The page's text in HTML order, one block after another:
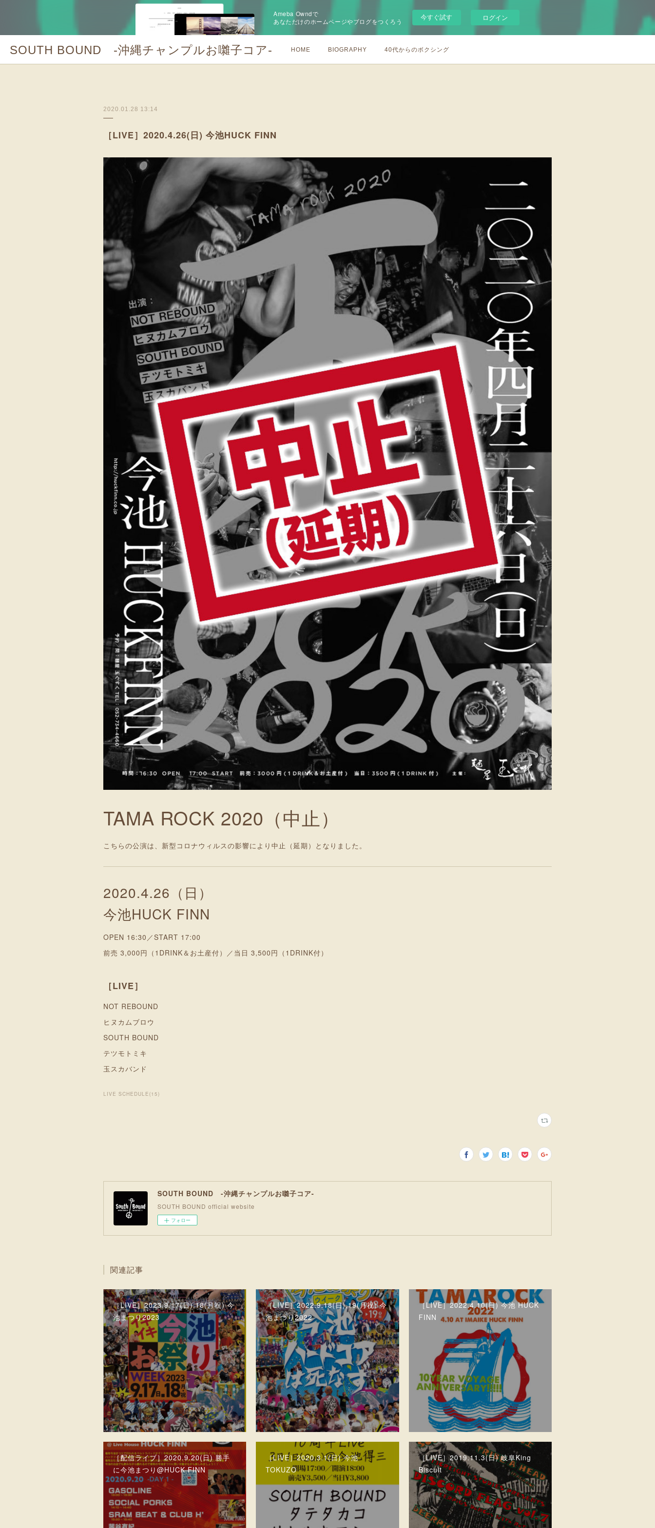
Ameba Owndで
あなただけのホームページやブログをつくろう
今すぐ試す ログイン
SOUTH BOUND -沖縄チャンプルお囃子コア- HOME BIOGRAPHY 40代からのボクシング
2020.01.28 13:14
［LIVE］2020.4.26(日) 今池HUCK FINN
TAMA ROCK 2020（中止）
こちらの公演は、新型コロナウィルスの影響により中止（延期）となりました。
2020.4.26（日）
今池HUCK FINN
OPEN 16:30／START 17:00
前売 3,000円（1DRINK＆お土産付）／当日 3,500円（1DRINK付）
［LIVE］
NOT REBOUND
ヒヌカムブロウ
SOUTH BOUND
テツモトミキ
玉スカバンド
LIVE SCHEDULE (15)
SOUTH BOUND -沖縄チャンプルお囃子コア-
SOUTH BOUND official website
フォロー
関連記事
［LIVE］2023.9.17(日),18(月祝) 今
池まつり2023
［LIVE］2022.9.18(日),19(月祝) 今
池まつり2022
［LIVE］2022.4.10(日) 今池 HUCK
FINN
［配信ライブ］2020.9.20(日) 勝手
に今池まつり@HUCK FINN
［LIVE］2020.3.1(日) 今池
TOKUZO
［LIVE］2019.11.3(日) 岐阜King
Biscuit